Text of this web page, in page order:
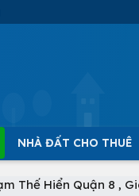
NHÀ ĐẤT CHO THUÊ